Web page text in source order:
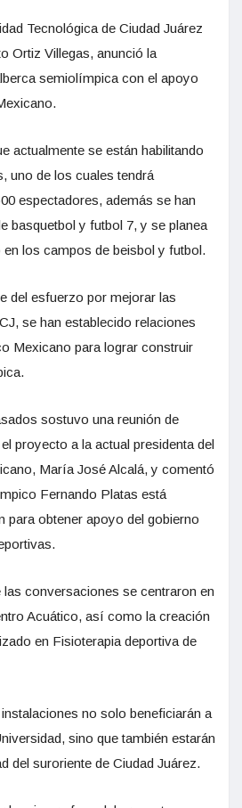
Tecnológica de Ciudad Juárez
Ortiz Villegas, anunció la
semiolímpica con el apoyo
actualmente se están habilitando
uno de los cuales tendrá
espectadores, además se han
basquetbol y futbol 7, y se planea
los campos de beisbol y futbol.
del esfuerzo por mejorar las
se han establecido relaciones
Mexicano para lograr construir
sostuvo una reunión de
proyecto a la actual presidenta del
María José Alcalá, y comentó
Fernando Platas está
para obtener apoyo del gobierno
conversaciones se centraron en
Acuático, así como la creación
en Fisioterapia deportiva de
no solo beneficiarán a
sino que también estarán
del suroriente de Ciudad Juárez.